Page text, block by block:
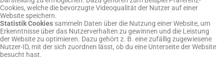
Cookies, welche die bevorzugte Videoqualität der Nutzer auf einer
Website speichern.
Statistik Cookies sammeln Daten über die Nutzung einer Website, um
Erkenntnisse über das Nutzerverhalten zu gewinnen und die Leistung
der Website zu optimieren. Dazu gehört z. B. eine zufällig zugewiesene
Nutzer-ID, mit der sich zuordnen lässt, ob du eine Unterseite der Website
besucht hast.